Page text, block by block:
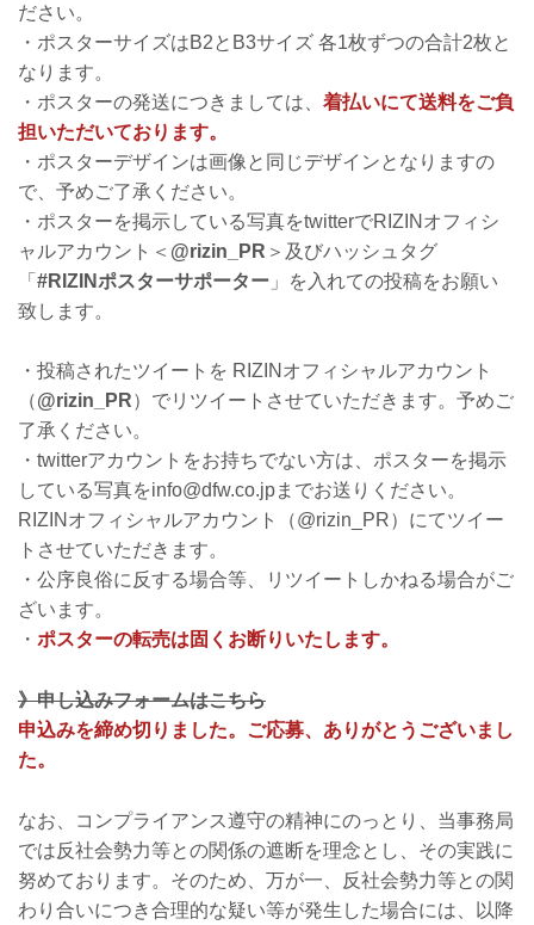
ださい。
・ポスターサイズはB2とB3サイズ 各1枚ずつの合計2枚と
なります。
・ポスターの発送につきましては、 着払いにて送料をご負
担いただいております。
・ポスターデザインは画像と同じデザインとなりますの
で、予めご了承ください。
・ポスターを掲示している写真をtwitterでRIZINオフィシ
ャルアカウント＜ @rizin_PR ＞及びハッシュタグ
「 #RIZINポスターサポーター 」を入れての投稿をお願い
致します。
・投稿されたツイートを RIZINオフィシャルアカウント
（@rizin_PR）でリツイートさせていただきます。予めご
了承ください。
・twitterアカウントをお持ちでない方は、ポスターを掲示
している写真をinfo@dfw.co.jpまでお送りください。
RIZINオフィシャルアカウント（@rizin_PR）にてツイー
トさせていただきます。
・公序良俗に反する場合等、リツイートしかねる場合がご
ざいます。
・ ポスターの転売は固くお断りいたします。
》申し込みフォームはこちら
申込みを締め切りました。ご応募、ありがとうございまし
た。
なお、コンプライアンス遵守の精神にのっとり、当事務局
では反社会勢力等との関係の遮断を理念とし、その実践に
努めております。そのため、万が一、反社会勢力等との関
わり合いにつき合理的な疑い等が発生した場合には、以降